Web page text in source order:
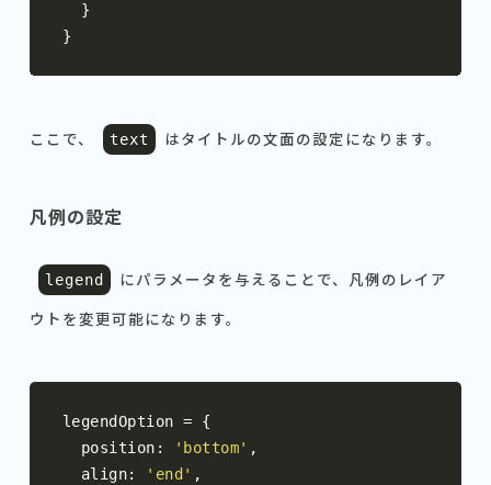
}
}
ここで、 text はタイトルの文面の設定になります。
凡例の設定
legend
にパラメータを与えることで、凡例のレイア
ウトを変更可能になります。
legendOption =
{
  position
: 'bottom' ,
  align
: 'end' ,